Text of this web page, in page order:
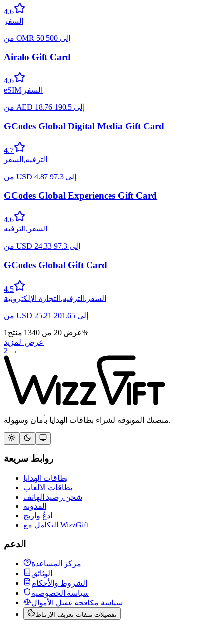
4.6
السفر
من OMR 50 إلى 500
Airalo Gift Card
4.6
eSIM, السفر
من AED 18.76 إلى 190.5
GCodes Global Digital Media Gift Card
4.7
الترفيه, السفر
من USD 4.87 إلى 97.3
GCodes Global Experiences Gift Card
4.6
السفر , الترفيه
من USD 24.33 إلى 97.3
GCodes Global Gift Card
4.5
السفر , الترفيه, التجارة الإلكترونية
من USD 25.21 إلى 201.65
عرض 20 من 1340 منتج 1
%
عرض المزيد
2 →
منصتك الموثوقة لشراء بطاقات الهدايا بأمان وسهولة.
روابط سريعة
بطاقات الهدايا
بطاقات الألعاب
شحن رصيد الهاتف
المدونة
ادعُ واربح
التكامل مع WizzGift
الدعم
مركز المساعدة
الوثائق
الشروط والأحكام
سياسة الخصوصية
سياسة مكافحة غسل الأموال
تفضيلات ملفات تعريف الارتباط